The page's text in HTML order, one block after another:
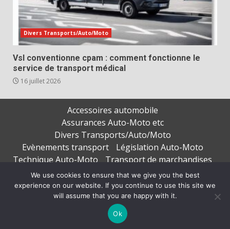
Divers Transports/Auto/Moto
Vsl conventionne cpam : comment fonctionne le
service de transport médical
16 juillet 2026
Accessoires automobile
Assurances Auto-Moto etc
Divers Transports/Auto/Moto
Evènements transport
Législation Auto-Moto
Technique Auto-Moto
Transport de marchandises
Transport de personnes
Copyright © All rights reserved.|DarkNews
themes
We use cookies to ensure that we give you the best
experience on our website. If you continue to use this site we
will assume that you are happy with it.
Ok